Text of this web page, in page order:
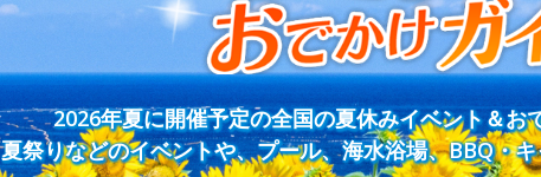
2026年夏に開催予定の全国の夏休みイベント＆お
夏祭りなどのイベントや、プール、海水浴場、BBQ・